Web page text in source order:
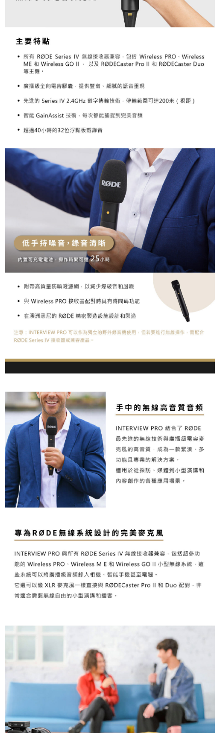
是否繳費成功／繳費後需取消欲退款等相關疑問，請聯繫「AFTEE先享後付
https://netprotections.freshdesk.com/support/home
１．透過由恩沛科技股份有限公司提供之「AFTEE先享後付」服務完成之交
權轉讓予恩沛科技股份有限公司。
２．關於個人資料處理事宜，請瀏覽以下網址：
https://aftee.tw/terms/#terms3
３．未成年的使用者請事先徵得法定代理人或監護人之同意方可使用
任。
時審查核予不同之上限額度；若仍有額度不足之情形，本公司將視審查結果
請求用戶進行身份認證。
每筆NT$75，滿NT$399(含以上)免運費
免運費